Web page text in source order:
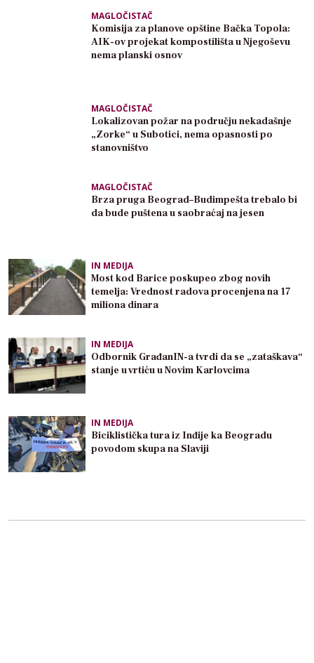
MAGLOČISTAČ
Komisija za planove opštine Bačka Topola:
AIK-ov projekat kompostilišta u Njegoševu
nema planski osnov
MAGLOČISTAČ
Lokalizovan požar na području nekadašnje
„Zorke“ u Subotici, nema opasnosti po
stanovništvo
MAGLOČISTAČ
Brza pruga Beograd–Budimpešta trebalo bi
da bude puštena u saobraćaj na jesen
IN MEDIJA
Most kod Barice poskupeo zbog novih
temelja: Vrednost radova procenjena na 17
miliona dinara
IN MEDIJA
Odbornik GrađanIN-a tvrdi da se „zataškava“
stanje u vrtiću u Novim Karlovcima
IN MEDIJA
Biciklistička tura iz Inđije ka Beogradu
povodom skupa na Slaviji